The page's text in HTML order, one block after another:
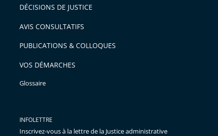
DÉCISIONS DE JUSTICE
AVIS CONSULTATIFS
PUBLICATIONS & COLLOQUES
VOS DÉMARCHES
Glossaire
INFOLETTRE
Inscrivez-vous à la lettre de la Justice administrative